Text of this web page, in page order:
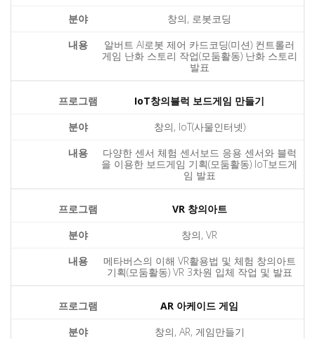
창의, 로봇코딩
알버트 AI로봇 제어 카드코딩(미션) 컨트롤러
게임 난화 스토리 작업(모둠활동) 난화 스토리
발표
IoT창의블럭 보드게임 만들기
창의, IoT(사물인터넷)
다양한 센서 체험 센서보드 응용 센서와 블럭
을 이용한 보드게임 기획(모둠활동) IoT보드게
임 발표
VR 창의아트
창의, VR
메타버스의 이해 VR활용법 및 체험 창의아트
기획(모둠활동) VR 3차원 입체 작업 및 발표
AR 아케이드 게임
창의, AR, 게임만들기